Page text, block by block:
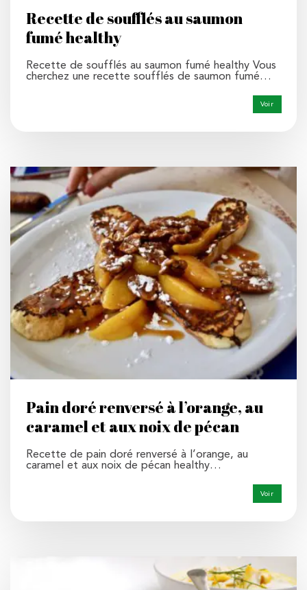
Recette de soufflés au saumon
fumé healthy
Recette de soufflés au saumon fumé healthy Vous
cherchez une recette soufflés de saumon fumé…
Voir
Pain doré renversé à l’orange, au
caramel et aux noix de pécan
Recette de pain doré renversé à l’orange, au
caramel et aux noix de pécan healthy…
Voir